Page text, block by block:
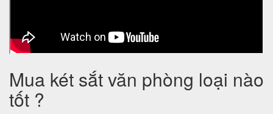
Mua két sắt văn phòng loại nào
tốt ?